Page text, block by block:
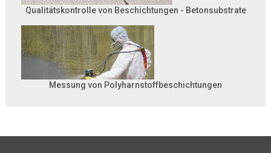
Qualitätskontrolle von Beschichtungen - Betonsubstrate
Messung von Polyharnstoffbeschichtungen